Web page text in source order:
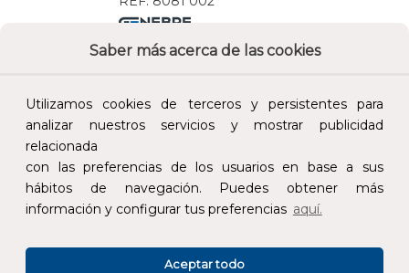
Saber más acerca de las cookies
Utilizamos cookies de terceros y persistentes para
analizar nuestros servicios y mostrar publicidad
relacionada
con las preferencias de los usuarios en base a sus
hábitos de navegación. Puedes obtener más
información y configurar tus preferencias aquí.
Aceptar todo
Añade al carrito y sigue el proceso de
102,09 €
AÑADIR AL CARRITO